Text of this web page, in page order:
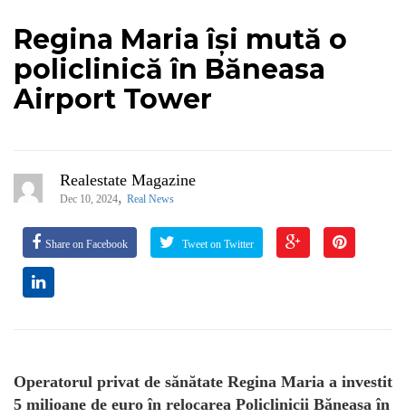
Regina Maria își mută o
policlinică în Băneasa
Airport Tower
Realestate Magazine
Dec 10, 2024, Real News
Share on Facebook Tweet on Twitter
Operatorul privat de sănătate Regina Maria a investit
5 milioane de euro în relocarea Policlinicii Băneasa în